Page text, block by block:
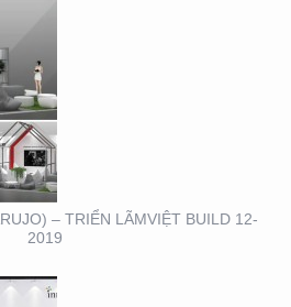
– TRIỂN LÃMVIỆT BUILD 12-
2019
–